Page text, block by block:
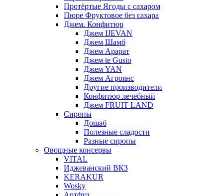
Протёртые Ягоды с сахаром
Пюре Фруктовое без сахара
Джем. Конфитюр
Джем IJEVAN
Джем Шамб
Джем Арарат
Джем te Gusto
Джем YAN
Джем Агроянс
Другие производители
Конфитюр лечебный
Джем FRUIT LAND
Сиропы
Дошаб
Полезные сладости
Разные сиропы
Овощные консервы
VITAL
Иджеванский ВКЗ
KERAKUR
Wosky